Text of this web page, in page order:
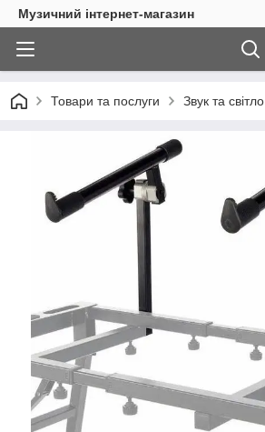
Музичний інтернет-магазин
Товари та послуги Звук та світло